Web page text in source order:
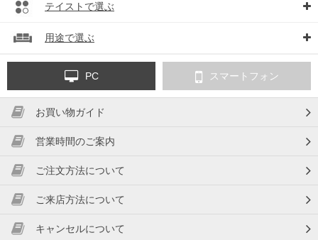
テイストで選ぶ
用途で選ぶ
PC スマートフォン
お買い物ガイド
営業時間のご案内
ご注文方法について
ご来店方法について
キャンセルについて